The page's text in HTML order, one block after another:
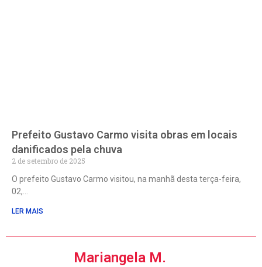
Prefeito Gustavo Carmo visita obras em locais
danificados pela chuva
2 de setembro de 2025
O prefeito Gustavo Carmo visitou, na manhã desta terça-feira,
02,
LER MAIS
Mariangela M.